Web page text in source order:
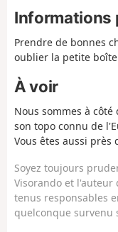
Informations
Prendre de bonnes
oublier la petite
À voir
Nous sommes à
son topo connu de
Vous êtes aussi près
Soyez toujours
Visorando et l'auteur
tenus responsables
quelconque survenu